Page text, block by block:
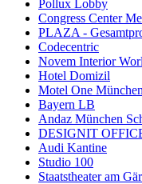
Pollux Lobby
Congress Center
PLAZA -
Codecentric
Novem Interior
Hotel Domizil
Motel One
Bayern LB
Andaz München
DESIGNIT
Audi Kantine
Studio 100
Staatstheater am